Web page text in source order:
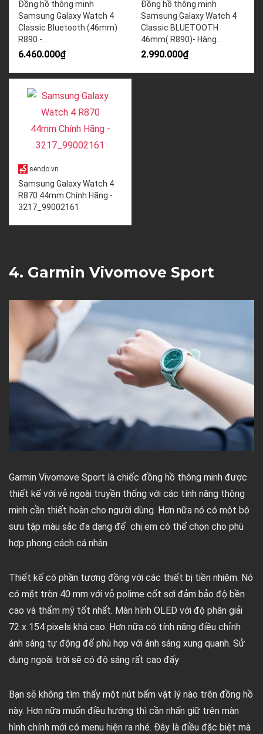
Đồng hồ thông minh
Samsung Galaxy Watch 4
Classic Bluetooth (46mm)
R890 -...
6.460.000₫
Đồng hồ thông minh
Samsung Galaxy Watch 4
Classic BLUETOOTH
46mm( R890)- Hàng...
2.990.000₫
sendo.vn
Samsung Galaxy Watch 4
R870 44mm Chính Hãng -
3217_99002161
4. Garmin Vivomove Sport
Garmin Vivomove Sport là chiếc đồng hồ thông minh được
thiết kế với vẻ ngoài truyền thống với các tính năng thông
minh cần thiết hoàn cho người dùng. Hơn nữa nó có một bộ
sưu tập màu sắc đa dạng để chị em có thể chọn cho phù
hợp phong cách cá nhân
Thiết kế có phần tương đồng với các thiết bị tiền nhiệm. Nó
có mặt tròn 40 mm với vỏ polime cốt sợi đảm bảo độ bền
cao và thẩm mỹ tốt nhất. Màn hình OLED với độ phân giải
72 x 154 pixels khá cao. Hơn nữa có tính năng điều chỉnh
ánh sáng tự động để phù hợp với ánh sáng xung quanh. Sử
dụng ngoài trời sẽ có độ sáng rất cao đấy
Bạn sẽ không tìm thấy một nút bấm vật lý nào trên đồng hồ
này. Hơn nữa muốn điều hướng thì cần nhấn giữ trên màn
hình chính mới có menu hiện ra nhé. Đây là điều đặc biệt mà